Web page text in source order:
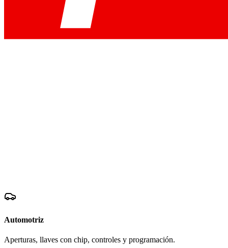
Automotriz
Aperturas, llaves con chip, controles y programación.